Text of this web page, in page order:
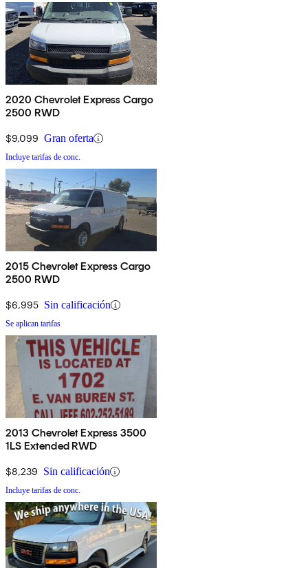
2020 Chevrolet Express Cargo
2500 RWD
$9,099 Gran oferta
Incluye tarifas de conc.
2015 Chevrolet Express Cargo
2500 RWD
$6,995 Sin calificación
Se aplican tarifas
2013 Chevrolet Express 3500
1LS Extended RWD
$8,239 Sin calificación
Incluye tarifas de conc.